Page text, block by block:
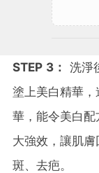
STEP 3： 洗淨
塗上美白精華
華，能令美白
大強效，讓肌
斑、去疤。